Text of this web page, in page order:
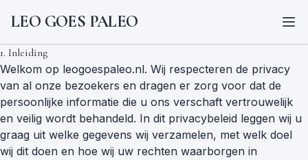
LEO GOES PALEO
1. Inleiding
Welkom op leogoespaleo.nl. Wij respecteren de privacy
van al onze bezoekers en dragen er zorg voor dat de
persoonlijke informatie die u ons verschaft vertrouwelijk
en veilig wordt behandeld. In dit privacybeleid leggen wij u
graag uit welke gegevens wij verzamelen, met welk doel
wij dit doen en hoe wij uw rechten waarborgen in